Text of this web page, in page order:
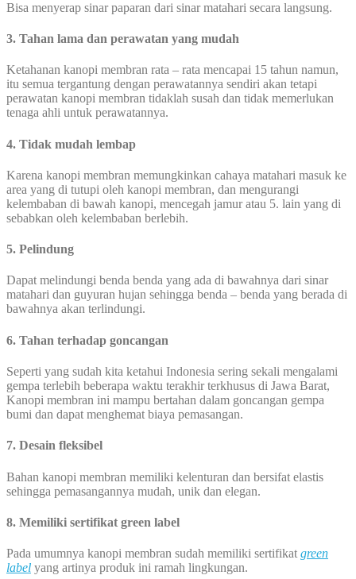
Bisa menyerap sinar paparan dari sinar matahari secara langsung.
3. Tahan lama dan perawatan yang mudah
Ketahanan kanopi membran rata – rata mencapai 15 tahun namun,
itu semua tergantung dengan perawatannya sendiri akan tetapi
perawatan kanopi membran tidaklah susah dan tidak memerlukan
tenaga ahli untuk perawatannya.
4. Tidak mudah lembap
Karena kanopi membran memungkinkan cahaya matahari masuk ke
area yang di tutupi oleh kanopi membran, dan mengurangi
kelembaban di bawah kanopi, mencegah jamur atau 5. lain yang di
sebabkan oleh kelembaban berlebih.
5. Pelindung
Dapat melindungi benda benda yang ada di bawahnya dari sinar
matahari dan guyuran hujan sehingga benda – benda yang berada di
bawahnya akan terlindungi.
6. Tahan terhadap goncangan
Seperti yang sudah kita ketahui Indonesia sering sekali mengalami
gempa terlebih beberapa waktu terakhir terkhusus di Jawa Barat,
Kanopi membran ini mampu bertahan dalam goncangan gempa
bumi dan dapat menghemat biaya pemasangan.
7. Desain fleksibel
Bahan kanopi membran memiliki kelenturan dan bersifat elastis
sehingga pemasangannya mudah, unik dan elegan.
8. Memiliki sertifikat green label
Pada umumnya kanopi membran sudah memiliki sertifikat green
label yang artinya produk ini ramah lingkungan.